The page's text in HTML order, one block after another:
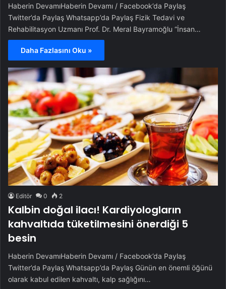
Haberin DevamıHaberin Devamı / Facebook’da Paylaş
Twitter’da Paylaş Whatsapp’da Paylaş Fizik Tedavi ve
Rehabilitasyon Uzmanı Prof. Dr. Meral Bayramoğlu “İnsan…
Daha Fazlasını Oku »
Editör 0 2
Kalbin doğal ilacı! Kardiyologların
kahvaltıda tüketilmesini önerdiği 5
besin
Haberin DevamıHaberin Devamı / Facebook’da Paylaş
Twitter’da Paylaş Whatsapp’da Paylaş Günün en önemli öğünü
olarak kabul edilen kahvaltı, kalp sağlığını…